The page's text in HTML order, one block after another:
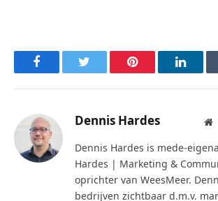
Facebook Pinterest
Dennis Hardes
Dennis Hardes is mede-
Hardes | Marketing &
oprichter van WeesMeer.
bedrijven zichtbaar d.m.v.